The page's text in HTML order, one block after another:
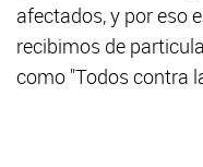
afectados, y por eso
recibimos de
como "Todos contra